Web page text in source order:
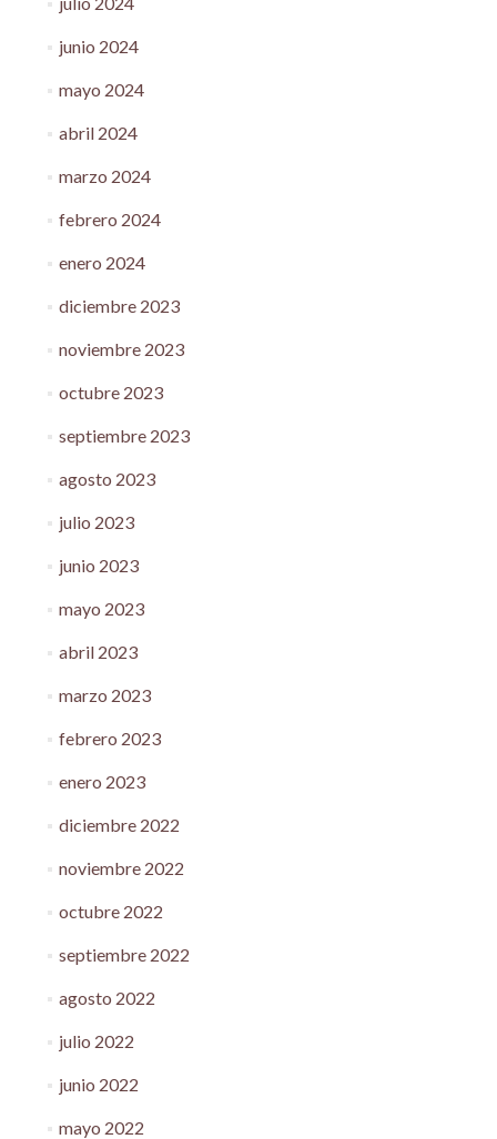
junio 2024
mayo 2024
abril 2024
marzo 2024
febrero 2024
enero 2024
diciembre 2023
noviembre 2023
octubre 2023
septiembre 2023
agosto 2023
julio 2023
junio 2023
mayo 2023
abril 2023
marzo 2023
febrero 2023
enero 2023
diciembre 2022
noviembre 2022
octubre 2022
septiembre 2022
agosto 2022
julio 2022
junio 2022
mayo 2022